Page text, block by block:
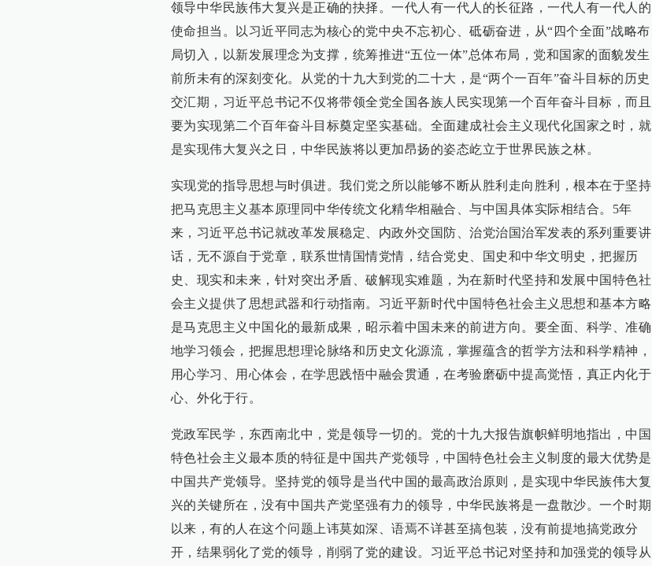
领导中华民族伟大复兴是正确的抉择。一代人有一代人的长征路，一代人有一代人的
使命担当。以习近平同志为核心的党中央不忘初心、砥砺奋进，从“四个全面”战略布
局切入，以新发展理念为支撑，统筹推进“五位一体”总体布局，党和国家的面貌发生
前所未有的深刻变化。从党的十九大到党的二十大，是“两个一百年”奋斗目标的历史
交汇期，习近平总书记不仅将带领全党全国各族人民实现第一个百年奋斗目标，而且
要为实现第二个百年奋斗目标奠定坚实基础。全面建成社会主义现代化国家之时，就
是实现伟大复兴之日，中华民族将以更加昂扬的姿态屹立于世界民族之林。
实现党的指导思想与时俱进。我们党之所以能够不断从胜利走向胜利，根本在于坚持
把马克思主义基本原理同中华传统文化精华相融合、与中国具体实际相结合。5年
来，习近平总书记就改革发展稳定、内政外交国防、治党治国治军发表的系列重要讲
话，无不源自于党章，联系世情国情党情，结合党史、国史和中华文明史，把握历
史、现实和未来，针对突出矛盾、破解现实难题，为在新时代坚持和发展中国特色社
会主义提供了思想武器和行动指南。习近平新时代中国特色社会主义思想和基本方略
是马克思主义中国化的最新成果，昭示着中国未来的前进方向。要全面、科学、准确
地学习领会，把握思想理论脉络和历史文化源流，掌握蕴含的哲学方法和科学精神，
用心学习、用心体会，在学思践悟中融会贯通，在考验磨砺中提高觉悟，真正内化于
心、外化于行。
党政军民学，东西南北中，党是领导一切的。党的十九大报告旗帜鲜明地指出，中国
特色社会主义最本质的特征是中国共产党领导，中国特色社会主义制度的最大优势是
中国共产党领导。坚持党的领导是当代中国的最高政治原则，是实现中华民族伟大复
兴的关键所在，没有中国共产党坚强有力的领导，中华民族将是一盘散沙。一个时期
以来，有的人在这个问题上讳莫如深、语焉不详甚至搞包装，没有前提地搞党政分
开，结果弱化了党的领导，削弱了党的建设。习近平总书记对坚持和加强党的领导从